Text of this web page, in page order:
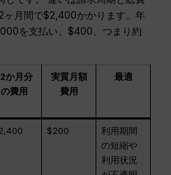
ヶ月間で$2,400かかります。年
を支払い、$400、つまり約
か月分
の費用
実質月額
費用
最適
$200
利用期間
の短縮や
利用状況